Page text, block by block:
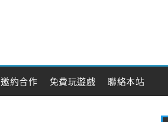
邀約合作 免費玩遊戲 聯絡本站